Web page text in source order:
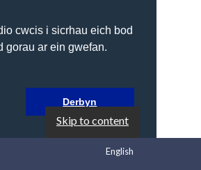
cwcis i sicrhau eich bod
gorau ar ein gwefan.
Derbyn
Skip to content
English